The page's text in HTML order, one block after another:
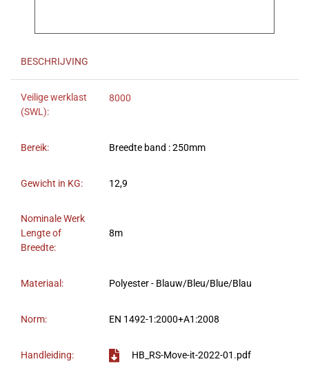
BESCHRIJVING
Veilige werklast
(SWL):
8000
Bereik: Breedte band : 250mm
Gewicht in KG: 12,9
Nominale Werk
Lengte of
Breedte:
8m
Materiaal: Polyester - Blauw/Bleu/Blue/Blau
Norm: EN 1492-1:2000+A1:2008
Handleiding: HB_RS-Move-it-2022-01.pdf